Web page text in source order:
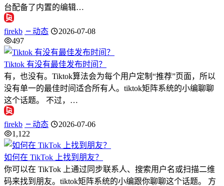
台配备了内置的编辑…
firekb 动态
2026-07-08
497
Tiktok 有没有最佳发布时间？
有，也没有。Tiktok算法会为每个用户定制“推荐”页面，所以
没有单一的最佳时间适合所有人。tiktok矩阵系统的小编聊聊
这个话题。 不过，…
firekb 动态
2026-07-06
1,122
如何在 TikTok 上找到朋友？
你可以在 TikTok 上通过同步联系人、搜索用户名或扫描二维
码来找到朋友。tiktok矩阵系统的小编跟你聊聊这个话题。 方